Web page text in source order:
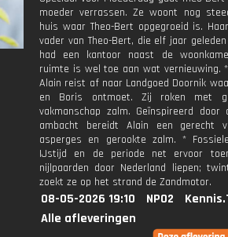
moeder verrassen. Ze woont nog
huis waar Theo-Bert opgegroeid is.
vader van Theo-Bert, die elf jaar
had een kantoor naast de
ruimte is wel toe aan wat vernieuwing.
Alain reist af naar Landgoed Doornik
en Boris ontmoet. Zij roken met
vakmanschap zalm. Geïnspireerd door
ambacht bereidt Alain een gerecht
asperges en gerookte zalm. *
IJstijd en de periode net ervoor
nijlpaarden door Nederland liepen;
zoekt ze op het strand de Zandmotor.
08-05-2026 19:10 NPO2
Alle afleveringen